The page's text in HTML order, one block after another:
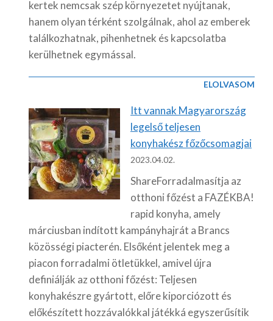
kertek nemcsak szép környezetet nyújtanak,
hanem olyan térként szolgálnak, ahol az emberek
találkozhatnak, pihenhetnek és kapcsolatba
kerülhetnek egymással.
ELOLVASOM
Itt vannak Magyarország
legelső teljesen
konyhakész főzőcsomagjai
2023.04.02.
ShareForradalmasítja az
otthoni főzést a FAZÉKBA!
rapid konyha, amely
márciusban indított kampányhajrát a Brancs
közösségi piacterén. Elsőként jelentek meg a
piacon forradalmi ötletükkel, amivel újra
definiálják az otthoni főzést: Teljesen
konyhakészre gyártott, előre kiporciózott és
előkészített hozzávalókkal játékká egyszerűsítik